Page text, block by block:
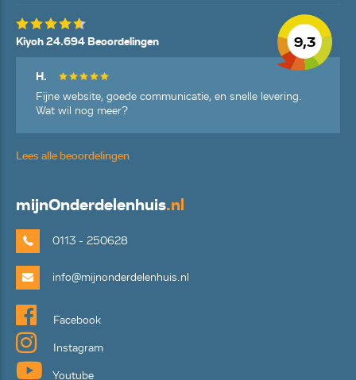
9,3
Kiyoh 24.694 Beoordelingen
H.
Fijne website, goede communicatie, en snelle levering.
Wat wil nog meer?
Lees alle beoordelingen
mijnOnderdelenhuis.nl
0113 - 250628
info@mijnonderdelenhuis.nl
Facebook
Instagram
Youtube